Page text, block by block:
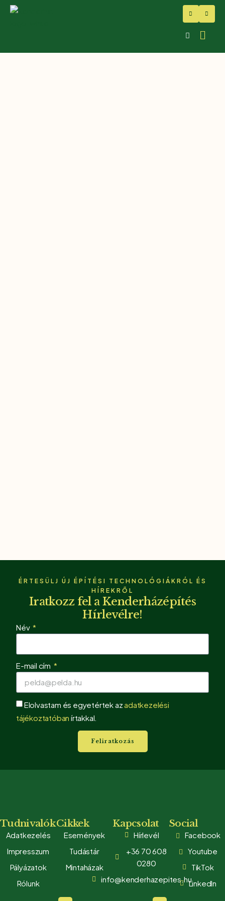
ÉRTESÜLJ ÚJ ÉPÍTÉSI TECHNOLÓGIÁKRÓL ÉS
HÍREKRŐL
Iratkozz fel a Kenderházépítés
Hírlevélre!
Név
E-mail cím
Elolvastam és egyetértek azadatkezelési
tájékoztatóbanírtakkal.
Feliratkozás
Tudnivalók
Adatkezelés
Impresszum
Pályázatok
Rólunk
Cikkek
Események
Tudástár
Mintaházak
Kapcsolat
Hírlevél
+36 70 608
0280
info@kenderhazepites.hu
Social
Facebook
Youtube
TikTok
LinkedIn